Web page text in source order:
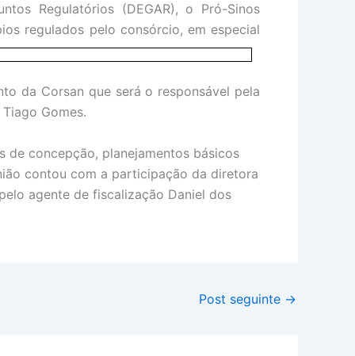
Regulatórios (DEGAR), o Pró-Sinos
regulados pelo consórcio, em especial
da Corsan que será o responsável pela
Gomes.
de concepção, planejamentos básicos
contou com a participação da diretora
agente de fiscalização Daniel dos
Post seguinte →